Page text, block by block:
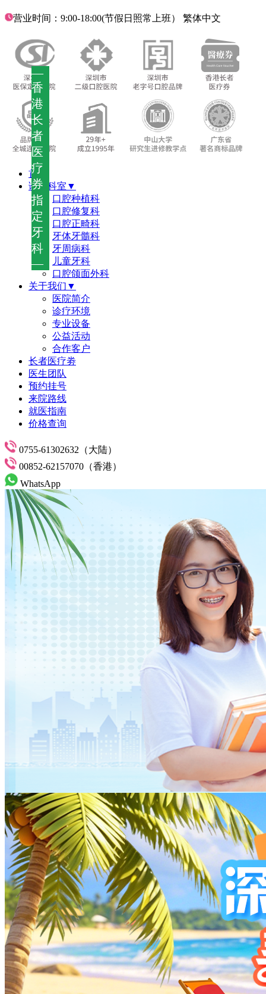
—
香
港
长
者
医
疗
券
指
定
牙
科
—
营业时间：9:00-18:00(节假日照常上班） 繁体中文
首页
诊疗科室▼
口腔种植科
口腔修复科
口腔正畸科
牙体牙髓科
牙周病科
儿童牙科
口腔颌面外科
关于我们▼
医院简介
诊疗环境
专业设备
公益活动
合作客户
长者医疗劵
医生团队
预约挂号
来院路线
就医指南
价格查询
0755-61302632（大陆）
00852-62157070（香港）
WhatsApp